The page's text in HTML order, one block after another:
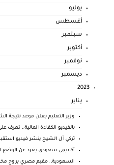
يوليو
أغسطس
سبتمبر
أكتوبر
نوفمبر
ديسمبر
2023
يناير
وزير التعليم يعلن موعد نتيجة
بالفيديو الكفاءة المالية.. تعرف
تركي آل الشيخ ينشر فيديو
أكاديمي سعودي يغرد عن الوضع
السعودية.. مقيم مصري يروج